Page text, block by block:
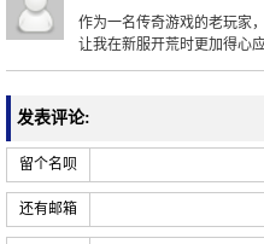
作为一名传奇游戏的老玩家
让我在新服开荒时更加得心应
发表评论:
留个名呗
还有邮箱